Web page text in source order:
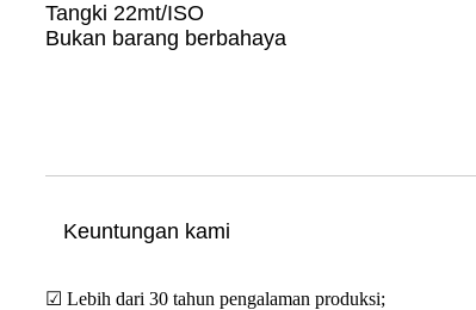
Tangki 22mt/ISO
Bukan barang berbahaya
Keuntungan kami
☑ Lebih dari 30 tahun pengalaman produksi;